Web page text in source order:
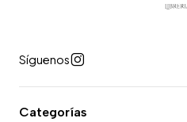
Síguenos
Categorías